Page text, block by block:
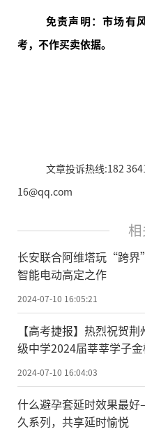
免责声明：市场有
考，不作买卖依据。
文章投诉热线:182
16@qq.com
长安联合阿维塔玩“跨
智能电动高定之作
2024-07-10 16:05:21
【高考捷报】热烈祝贺
级中学2024届莘莘学子金
2024-07-10 16:04:03
什么避孕套延时效果最
久系列，共享延时愉悦